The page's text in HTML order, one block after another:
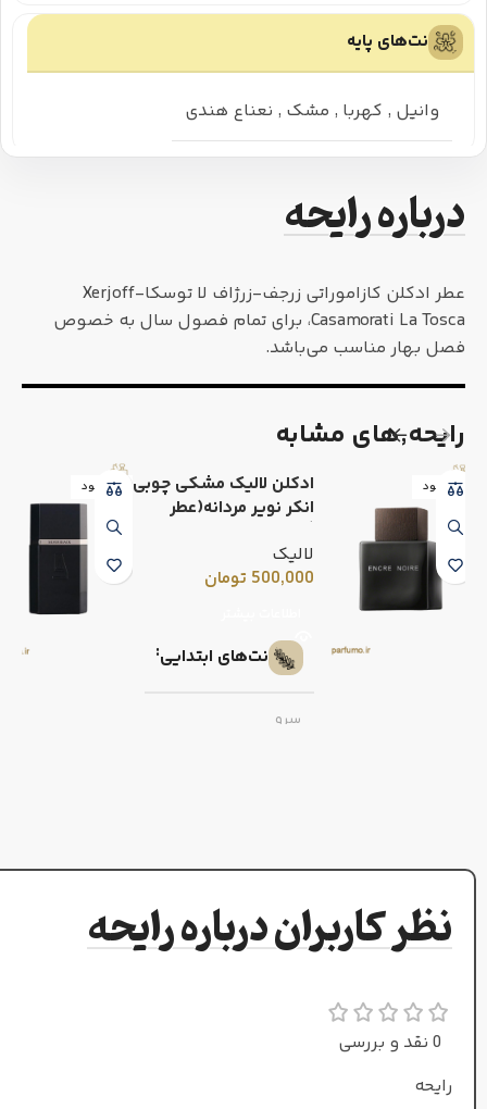
نت‌های پایه
وانیل , کهربا , مشک , نعناع هندی
درباره رایحه
عطر ادکلن کازاموراتی زرجف-زرژاف لا توسکا-Xerjoff
Casamorati La Tosca، برای تمام فصول سال به خصوص
فصل بهار مناسب می‌باشد.
رایحه٬های مشابه
ناموجود
ادکلن لالیک مشکی چوبی
انکر نویر مردانه(عطر
لالیک
500,000 تومان
نت‌های ابتدایی
سرو
نت‌های پایه
ناموجود
نظر کاربران درباره رایحه
0 نقد و بررسی
رایحه